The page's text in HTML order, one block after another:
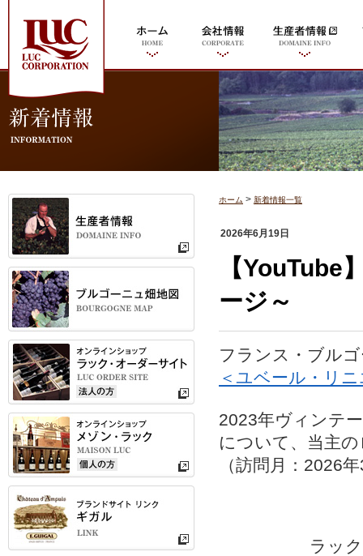
ホーム > 新着情報一覧
2026年6月19日
【
ージ～
フランス・ブル
＜ユベール・リ
2023年ヴィンテ
について、当主
（訪問月：2026
ラッ